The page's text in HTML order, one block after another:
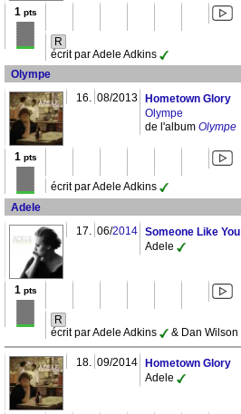
1pts
R
écrit par Adele Adkins
Olympe
16. 08/2013
Hometown Glory
Olympe
de l'album Olympe
1pts
écrit par Adele Adkins
Adele
17. 06/2014 Someone Like You
Adele
1pts
R
écrit par Adele Adkins
& Dan Wilson
18. 09/2014
Hometown Glory
Adele